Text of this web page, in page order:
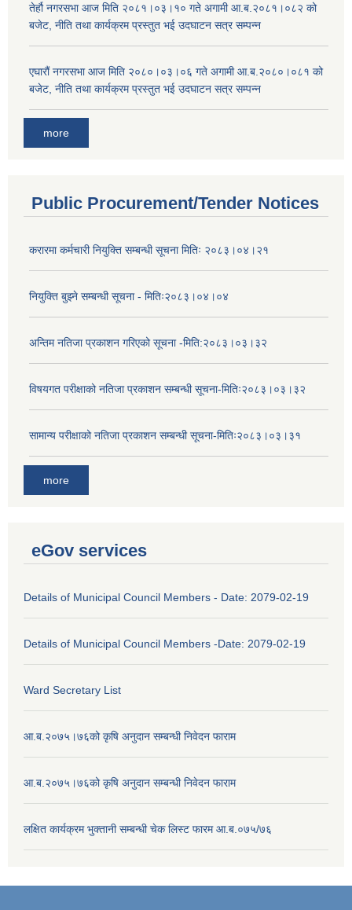
तेर्हौ नगरसभा आज मिति २०८१।०३।१० गते अगामी आ.ब.२०८१।०८२ को
बजेट, नीति तथा कार्यक्रम प्रस्तुत भई उदघाटन सत्र सम्पन्न
एघारौं नगरसभा आज मिति २०८०।०३।०६ गते अगामी आ.ब.२०८०।०८१ को
बजेट, नीति तथा कार्यक्रम प्रस्तुत भई उदघाटन सत्र सम्पन्न
more
Public Procurement/Tender Notices
करारमा कर्मचारी नियुक्ति सम्बन्धी सूचना मितिः २०८३।०४।२१
नियुक्ति बुझ्ने सम्बन्धी सूचना - मितिः२०८३।०४।०४
अन्तिम नतिजा प्रकाशन गरिएको सूचना -मिति:२०८३।०३।३२
विषयगत परीक्षाको नतिजा प्रकाशन सम्बन्धी सूचना-मितिः२०८३।०३।३२
सामान्य परीक्षाको नतिजा प्रकाशन सम्बन्धी सूचना-मितिः२०८३।०३।३१
more
eGov services
Details of Municipal Council Members - Date: 2079-02-19
Details of Municipal Council Members -Date: 2079-02-19
Ward Secretary List
आ.ब.२०७५।७६को कृषि अनुदान सम्बन्धी निवेदन फाराम
आ.ब.२०७५।७६को कृषि अनुदान सम्बन्धी निवेदन फाराम
लक्षित कार्यक्रम भुक्तानी सम्बन्धी चेक लिस्ट फारम आ.ब.०७५/७६